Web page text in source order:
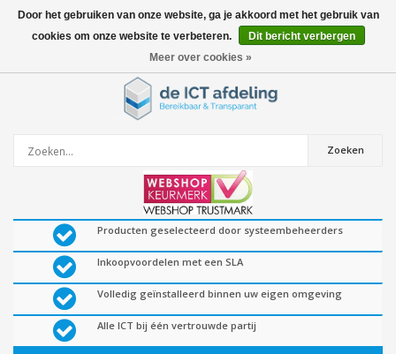
0artikelen
Zoeken
Producten geselecteerd door systeembeheerders
Inkoopvoordelen met een SLA
Volledig geïnstalleerd binnen uw eigen omgeving
Alle ICT bij één vertrouwde partij
Door het gebruiken van onze website, ga je akkoord met het gebruik van
cookies om onze website te verbeteren.
Dit bericht verbergen
Meer over cookies »